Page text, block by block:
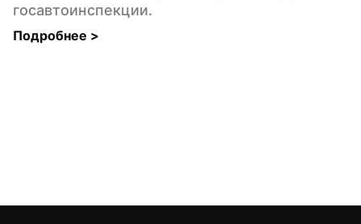
госавтоинспекции.
Подробнее >